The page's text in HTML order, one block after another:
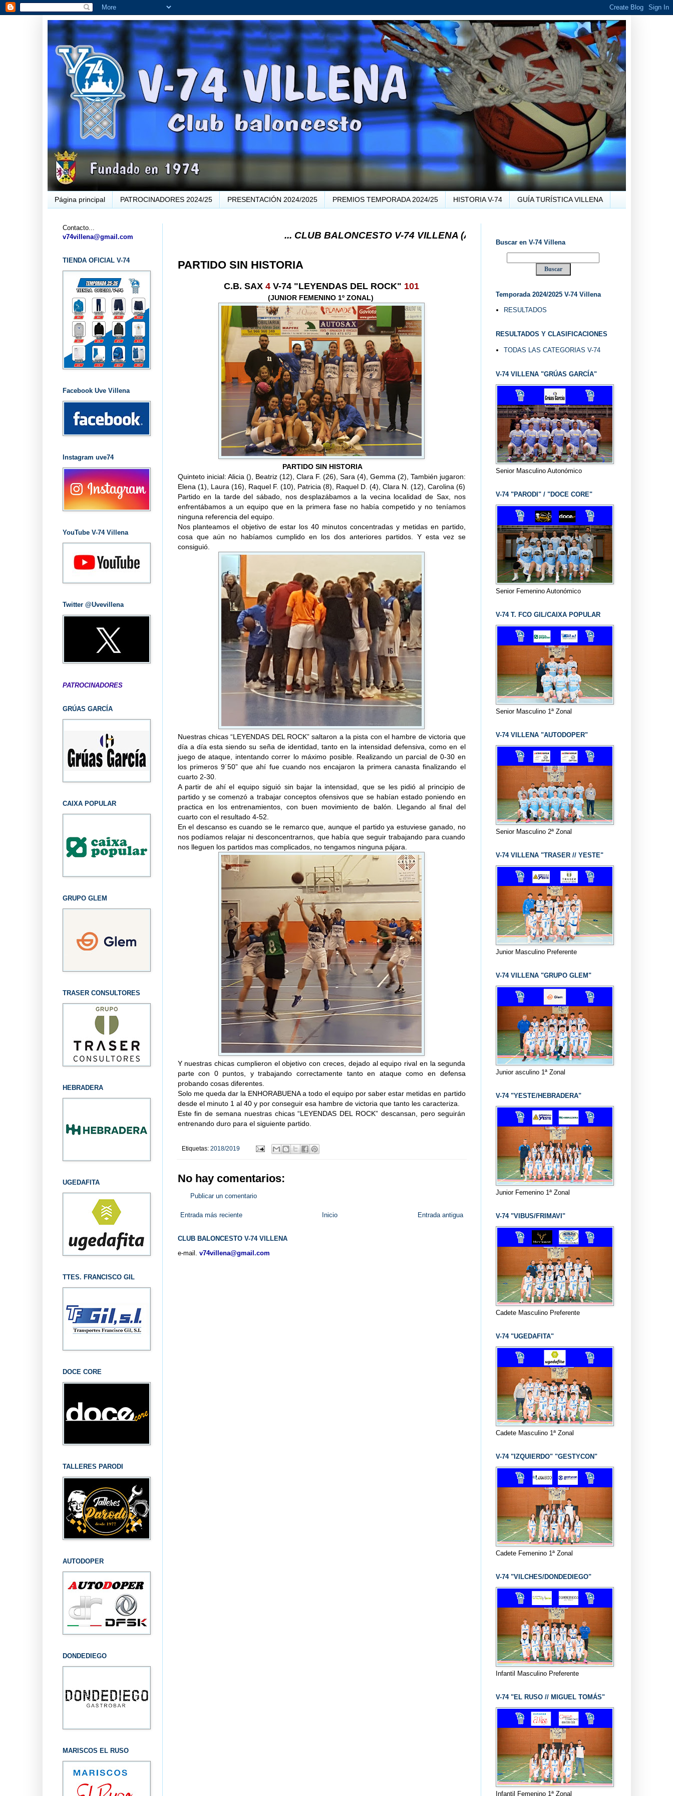
Página principal PATROCINADORES 2024/25 PRESENTACIÓN 2024/2025 PREMIOS TEMPORADA 2024/25 HISTORIA V-74 GUÍA TURÍSTICA VILLENA
... CLUB BALONCESTO V-74 VILLENA (ALICANTE) ... V-74 VILLENA DESDE 1.974 ... EL "UVE" ...
PARTIDO SIN HISTORIA
C.B. SAX 4 V-74 "LEYENDAS DEL ROCK" 101
(JUNIOR FEMENINO 1º ZONAL)
PARTIDO SIN HISTORIA
Quinteto inicial: Alicia (), Beatriz (12), Clara F. (26), Sara (4), Gemma (2), También jugaron:
Elena (1), Laura (16), Raquel F. (10), Patricia (8), Raquel D. (4), Clara N. (12), Carolina (6)
Partido en la tarde del sábado, nos desplazábamos a la vecina localidad de Sax, nos
enfrentábamos a un equipo que en la primera fase no había competido y no teníamos
ninguna referencia del equipo.
Nos planteamos el objetivo de estar los 40 minutos concentradas y metidas en partido,
cosa que aún no habíamos cumplido en los dos anteriores partidos. Y esta vez se
consiguió.
Nuestras chicas “LEYENDAS DEL ROCK” saltaron a la pista con el hambre de victoria que
día a día esta siendo su seña de identidad, tanto en la intensidad defensiva, como en el
juego de ataque, intentando correr lo máximo posible. Realizando un parcial de 0-30 en
los primeros 9´50” que ahí fue cuando nos encajaron la primera canasta finalizando el
cuarto 2-30.
A partir de ahí el equipo siguió sin bajar la intensidad, que se les pidió al principio de
partido y se comenzó a trabajar conceptos ofensivos que se habían estado poniendo en
practica en los entrenamientos, con buen movimiento de balón. Llegando al final del
cuarto con el resultado 4-52.
En el descanso es cuando se le remarco que, aunque el partido ya estuviese ganado, no
nos podíamos relajar ni desconcentrarnos, que había que seguir trabajando para cuando
nos lleguen los partidos mas complicados, no tengamos ninguna pájara.
Y nuestras chicas cumplieron el objetivo con creces, dejado al equipo rival en la segunda
parte con 0 puntos, y trabajando correctamente tanto en ataque como en defensa
probando cosas diferentes.
Solo me queda dar la ENHORABUENA a todo el equipo por saber estar metidas en partido
desde el minuto 1 al 40 y por conseguir esa hambre de victoria que tanto les caracteriza.
Este fin de semana nuestras chicas “LEYENDAS DEL ROCK” descansan, pero seguirán
entrenando duro para el siguiente partido.
Etiquetas: 2018/2019
No hay comentarios:
Publicar un comentario
Entrada más reciente Entrada antigua
Inicio
CLUB BALONCESTO V-74 VILLENA
e-mail. v74villena@gmail.com
Contacto...
v74villena@gmail.com
TIENDA OFICIAL V-74
Facebook Uve Villena
Instagram uve74
YouTube V-74 Villena
Twitter @Uvevillena
PATROCINADORES
GRÚAS GARCÍA
CAIXA POPULAR
GRUPO GLEM
TRASER CONSULTORES
HEBRADERA
UGEDAFITA
TTES. FRANCISCO GIL
DOCE CORE
TALLERES PARODI
AUTODOPER
DONDEDIEGO
MARISCOS EL RUSO
Buscar en V-74 Villena
Temporada 2024/2025 V-74 Villena
RESULTADOS
RESULTADOS Y CLASIFICACIONES
TODAS LAS CATEGORIAS V-74
V-74 VILLENA "GRÚAS GARCÍA"
Senior Masculino Autonómico
V-74 "PARODI" / "DOCE CORE"
Senior Femenino Autonómico
V-74 T. FCO GIL/CAIXA POPULAR
Senior Masculino 1ª Zonal
V-74 VILLENA "AUTODOPER"
Senior Masculino 2ª Zonal
V-74 VILLENA "TRASER // YESTE"
Junior Masculino Preferente
V-74 VILLENA "GRUPO GLEM"
Junior asculino 1ª Zonal
V-74 "YESTE/HEBRADERA"
Junior Femenino 1ª Zonal
V-74 "VIBUS/FRIMAVI"
Cadete Masculino Preferente
V-74 "UGEDAFITA"
Cadete Masculino 1ª Zonal
V-74 "IZQUIERDO" "GESTYCON"
Cadete Femenino 1ª Zonal
V-74 "VILCHES/DONDEDIEGO"
Infantil Masculino Preferente
V-74 "EL RUSO // MIGUEL TOMÁS"
Infantil Femenino 1ª Zonal